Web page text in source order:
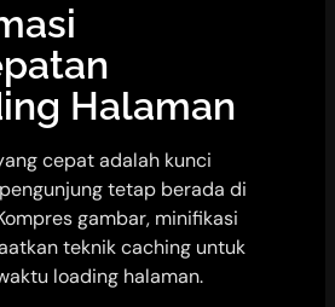
Halaman
cepat adalah kunci
tetap berada di
gambar, minifikasi
teknik caching untuk
loading halaman.